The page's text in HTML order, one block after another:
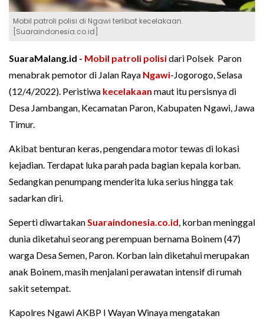
Mobil patroli polisi di Ngawi terlibat kecelakaan.
[Suaraindonesia.co.id]
SuaraMalang.id - Mobil patroli polisidari Polsek Paron
menabrak pemotor di Jalan Raya Ngawi-Jogorogo, Selasa
(12/4/2022). Peristiwa kecelakaan maut itu persisnya di
Desa Jambangan, Kecamatan Paron, Kabupaten Ngawi, Jawa
Timur.
Akibat benturan keras, pengendara motor tewas di lokasi
kejadian. Terdapat luka parah pada bagian kepala korban.
Sedangkan penumpang menderita luka serius hingga tak
sadarkan diri.
Seperti diwartakanSuaraindonesia.co.id, korban meninggal
dunia diketahui seorang perempuan bernama Boinem (47)
warga Desa Semen, Paron. Korban lain diketahui merupakan
anak Boinem, masih menjalani perawatan intensif di rumah
sakit setempat.
Kapolres Ngawi AKBP I Wayan Winaya mengatakan